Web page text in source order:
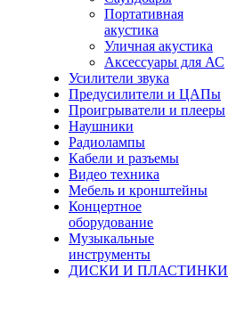
Портативная
акустика
Уличная акустика
Аксессуары для АС
Усилители звука
Предусилители и ЦАПы
Проигрыватели и плееры
Наушники
Радиолампы
Кабели и разъемы
Видео техника
Мебель и кронштейны
Концертное
оборудование
Музыкальные
инструменты
ДИСКИ И ПЛАСТИНКИ